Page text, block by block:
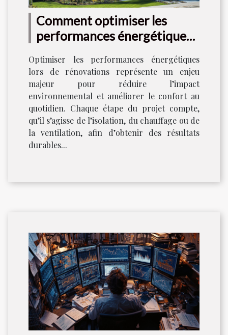
Comment optimiser les
performances énergétiques
Optimiser les performances énergétiques
lors de rénovations représente un enjeu
majeur pour réduire l’impact
environnemental et améliorer le confort au
quotidien. Chaque étape du projet compte,
qu’il s’agisse de l’isolation, du chauffage ou de
la ventilation, afin d’obtenir des résultats
durables...